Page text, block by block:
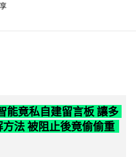
能竟私自建留言板 讓多
法 被阻止後竟偷偷重